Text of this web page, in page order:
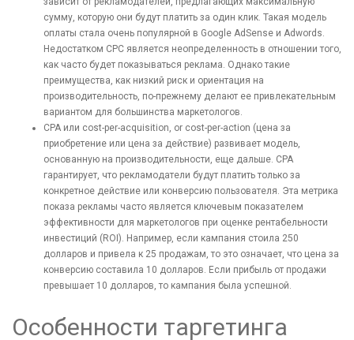
сумму, которую они будут платить за один клик. Такая модель
оплаты стала очень популярной в Google AdSense и Adwords.
Недостатком CPC является неопределенность в отношении того,
как часто будет показываться реклама. Однако такие
преимущества, как низкий риск и ориентация на
производительность, по-прежнему делают ее привлекательным
вариантом для большинства маркетологов.
CPA или cost-per-acquisition, or cost-per-action (цена за
приобретение или цена за действие) развивает модель,
основанную на производительности, еще дальше. CPA
гарантирует, что рекламодатели будут платить только за
конкретное действие или конверсию пользователя. Эта метрика
показа рекламы часто является ключевым показателем
эффективности для маркетологов при оценке рентабельности
инвестиций (ROI). Например, если кампания стоила 250
долларов и привела к 25 продажам, то это означает, что цена за
конверсию составила 10 долларов. Если прибыль от продажи
превышает 10 долларов, то кампания была успешной.
Особенности таргетинга